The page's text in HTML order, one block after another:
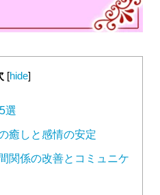
[hide]
選
癒しと感情の安定
関係の改善とコミュニケ